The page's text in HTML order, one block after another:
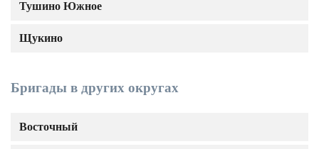
Тушино Южное
Щукино
Бригады в других округах
Восточный